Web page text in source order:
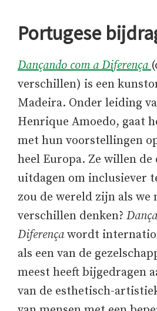
Portugese
Dançando com a Diferença
verschillen) is een
Madeira. Onder leiding
Henrique Amoedo, gaat
met hun voorstellingen
heel Europa. Ze willen de
uitdagen om inclusiever
zou de wereld zijn als we
verschillen denken?
Diferençawordt
als een van de
meest heeft bijgedragen
van de esthetisch-